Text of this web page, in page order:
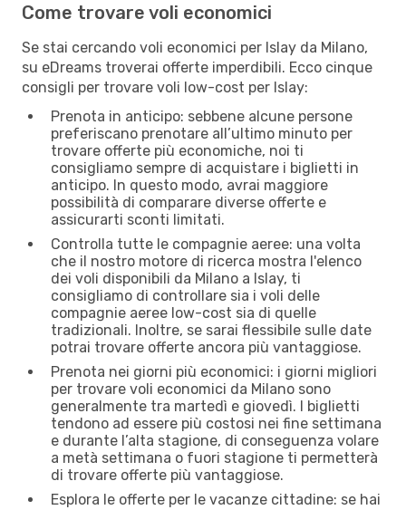
Come trovare voli economici
Se stai cercando voli economici per Islay da Milano,
su eDreams troverai offerte imperdibili. Ecco cinque
consigli per trovare voli low-cost per Islay:
Prenota in anticipo: sebbene alcune persone
preferiscano prenotare all’ultimo minuto per
trovare offerte più economiche, noi ti
consigliamo sempre di acquistare i biglietti in
anticipo. In questo modo, avrai maggiore
possibilità di comparare diverse offerte e
assicurarti sconti limitati.
Controlla tutte le compagnie aeree: una volta
che il nostro motore di ricerca mostra l'elenco
dei voli disponibili da Milano a Islay, ti
consigliamo di controllare sia i voli delle
compagnie aeree low-cost sia di quelle
tradizionali. Inoltre, se sarai flessibile sulle date
potrai trovare offerte ancora più vantaggiose.
Prenota nei giorni più economici: i giorni migliori
per trovare voli economici da Milano sono
generalmente tra martedì e giovedì. I biglietti
tendono ad essere più costosi nei fine settimana
e durante l’alta stagione, di conseguenza volare
a metà settimana o fuori stagione ti permetterà
di trovare offerte più vantaggiose.
Esplora le offerte per le vacanze cittadine: se hai